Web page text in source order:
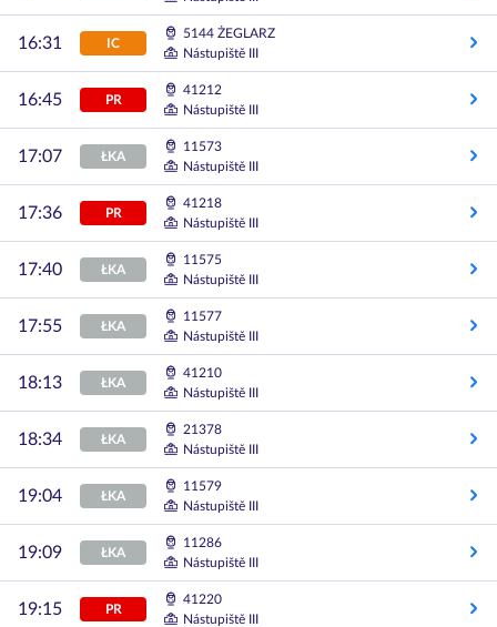
16:31 IC
5144 ŻEGLARZ
Nástupiště III
16:45 PR
41212
Nástupiště III
17:07 ŁKA
11573
Nástupiště III
17:36 PR
41218
Nástupiště III
17:40 ŁKA
11575
Nástupiště III
17:55 ŁKA
11577
Nástupiště III
18:13 ŁKA
41210
Nástupiště III
18:34 ŁKA
21378
Nástupiště III
19:04 ŁKA
11579
Nástupiště III
19:09 ŁKA
11286
Nástupiště III
19:15 PR
41220
Nástupiště III